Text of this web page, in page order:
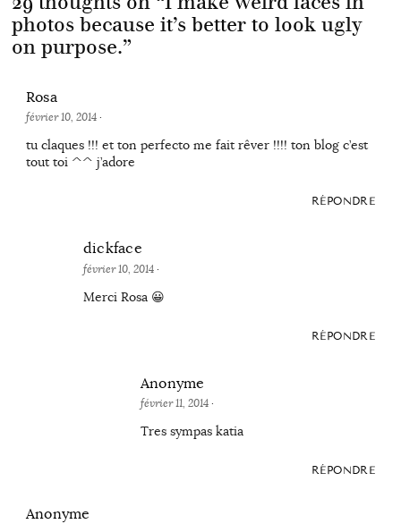
photos because it’s better to look ugly
on purpose.”
Rosa
février 10, 2014·
tu claques !!! et ton perfecto me fait rêver !!!! ton blog c’est
tout toi ^^ j’adore
RÉPONDRE
dickface
février 10, 2014·
Merci Rosa 😀
RÉPONDRE
Anonyme
février 11, 2014·
Tres sympas katia
RÉPONDRE
Anonyme